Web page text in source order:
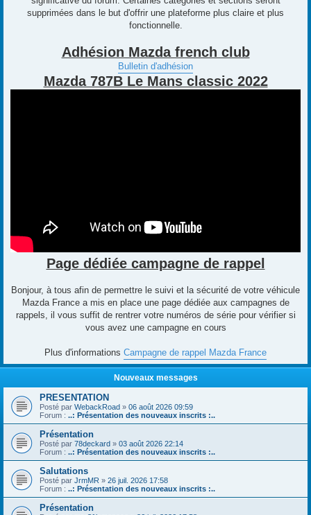
supprimées dans le but d'offrir une plateforme plus claire et plus
fonctionnelle.
Adhésion Mazda french club
Bulletin d'adhésion
Mazda 787B Le Mans classic 2022
Page dédiée campagne de rappel
Bonjour, à tous afin de permettre le suivi et la sécurité de votre véhicule
Mazda France a mis en place une page dédiée aux campagnes de
rappels, il vous suffit de rentrer votre numéros de série pour vérifier si
vous avez une campagne en cours
Plus d'informations Campagne de rappel Mazda France
Nouveaux messages
PRESENTATION
Posté par WebackRoad » 06 août 2026 09:59
Forum : ..: Présentation des nouveaux inscrits :..
Présentation
Posté par 78deckard » 03 août 2026 22:14
Forum : ..: Présentation des nouveaux inscrits :..
Salutations
Posté par JrmMR » 26 juil. 2026 17:58
Forum : ..: Présentation des nouveaux inscrits :..
Présentation